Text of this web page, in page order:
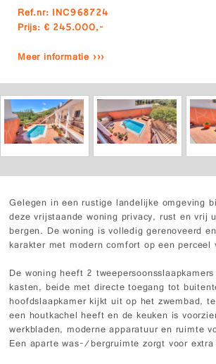
Ref.nr: INC968724
Prijs: € 245.000,-
Meer informatie ›››
Gelegen in een rustige landelijke omgeving
deze vrijstaande woning privacy, rust en vrij
bergen. De woning is volledig gerenoveerd
karakter met modern comfort op een perceel
De woning heeft 2
kasten, beide met directe toegang tot
hoofdslaapkamer kijkt uit op het zwembad,
een houtkachel heeft en de keuken is
werkbladen, moderne apparatuur en ruimte
Een aparte was-/bergruimte zorgt voor extra